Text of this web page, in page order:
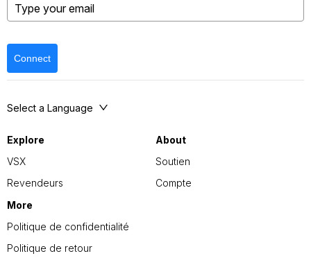
Explore
VSX
Revendeurs
About
Soutien
Compte
More
Politique de confidentialité
Politique de retour
Select a Language
Connect